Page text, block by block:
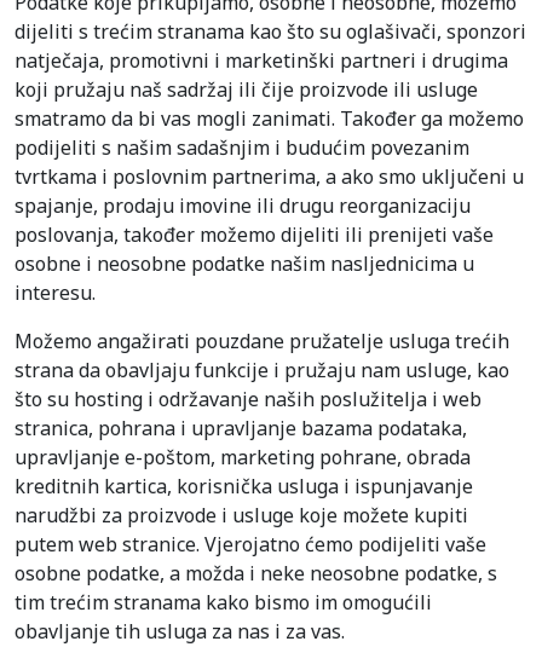
dijeliti s trećim stranama kao što su oglašivači, sponzori
natječaja, promotivni i marketinški partneri i drugima
koji pružaju naš sadržaj ili čije proizvode ili usluge
smatramo da bi vas mogli zanimati. Također ga možemo
podijeliti s našim sadašnjim i budućim povezanim
tvrtkama i poslovnim partnerima, a ako smo uključeni u
spajanje, prodaju imovine ili drugu reorganizaciju
poslovanja, također možemo dijeliti ili prenijeti vaše
osobne i neosobne podatke našim nasljednicima u
interesu.
Možemo angažirati pouzdane pružatelje usluga trećih
strana da obavljaju funkcije i pružaju nam usluge, kao
što su hosting i održavanje naših poslužitelja i web
stranica, pohrana i upravljanje bazama podataka,
upravljanje e-poštom, marketing pohrane, obrada
kreditnih kartica, korisnička usluga i ispunjavanje
narudžbi za proizvode i usluge koje možete kupiti
putem web stranice. Vjerojatno ćemo podijeliti vaše
osobne podatke, a možda i neke neosobne podatke, s
tim trećim stranama kako bismo im omogućili
obavljanje tih usluga za nas i za vas.